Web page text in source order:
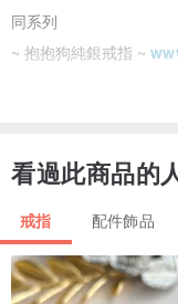
同系列
~ 抱抱狗純銀戒指 ~
闊度 : 約8.5mm
系列 : 抱抱系列
原創設計，香港製造
看過此商品的
戒指 配件飾品